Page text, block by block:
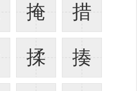
掩 措
揉 揍